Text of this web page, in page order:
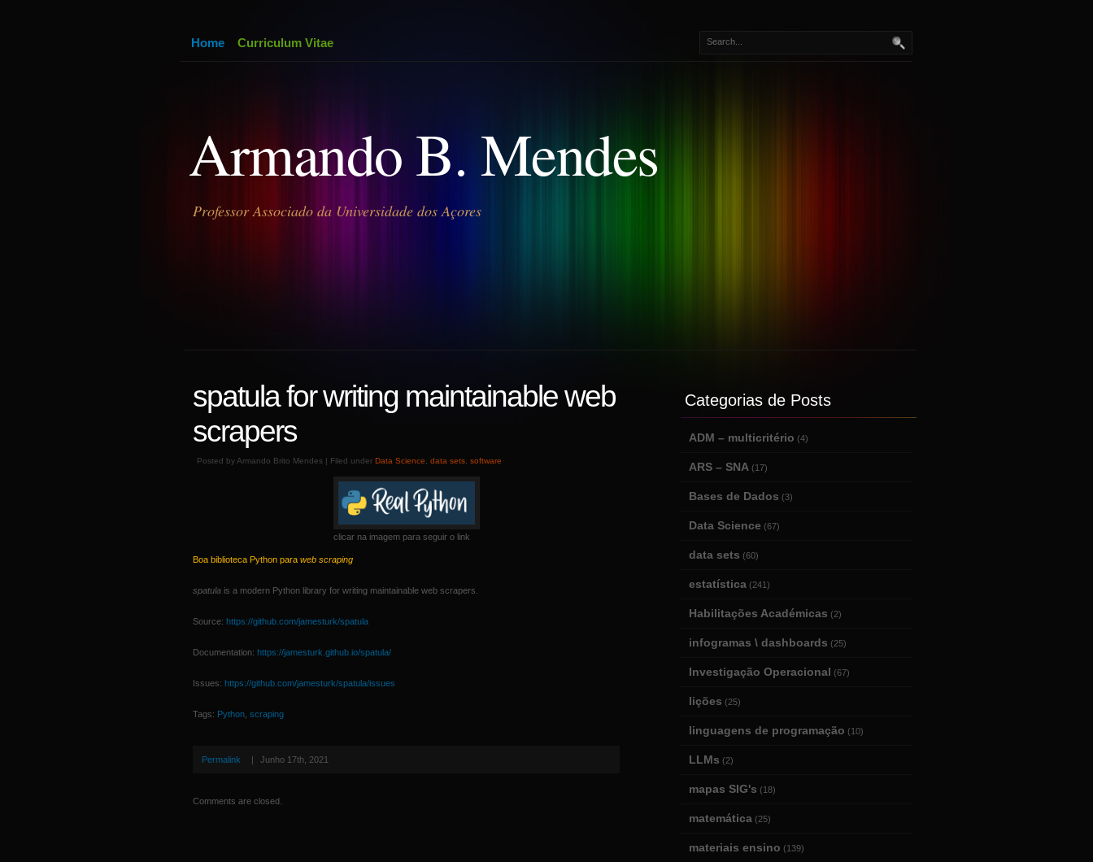
Armando B. Mendes
Professor Associado da Universidade dos Açores
Home Curriculum Vitae
spatula for writing maintainable web
scrapers
Posted by Armando Brito Mendes | Filed under Data Science data sets software
clicar na imagem para seguir o link
Boa biblioteca Python para web scraping
spatula is a modern Python library for writing maintainable web scrapers.
Source: https://github.com/jamesturk/spatula
Documentation: https://jamesturk.github.io/spatula/
Issues: https://github.com/jamesturk/spatula/issues
Tags: Python scraping
Permalink | Junho 17th, 2021
Comments are closed.
Categorias de Posts
ADM – multicritério (4)
ARS – SNA (17)
Bases de Dados (3)
Data Science (67)
data sets (60)
estatística (241)
Habilitações Académicas (2)
infogramas \ dashboards (25)
Investigação Operacional (67)
lições (25)
linguagens de programação (10)
LLMs (2)
mapas SIG's (18)
matemática (25)
materiais ensino (139)